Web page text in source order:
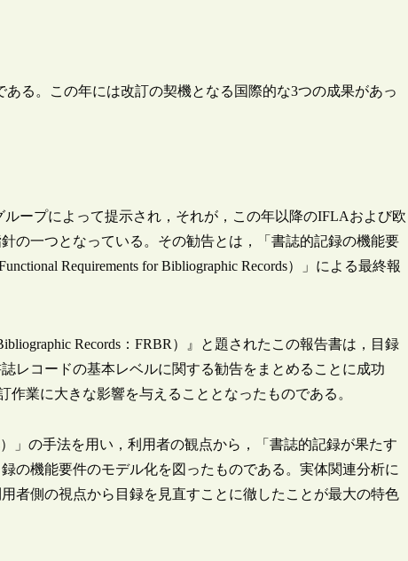
る。この年には改訂の契機となる国際的な3つの成果があっ
ープによって提示され，それが，この年以降のIFLAおよび欧
の一つとなっている。その勧告とは，「書誌的記録の機能要
Requirements for Bibliographic Records）」による最終報
Records：FRBR）』と題されたこの報告書は，目録
レコードの基本レベルに関する勧告をまとめることに成功
業に大きな影響を与えることとなったものである。
」の手法を用い，利用者の観点から，「書誌的記録が果たす
の機能要件のモデル化を図ったものである。実体関連分析に
者側の視点から目録を見直すことに徹したことが最大の特色